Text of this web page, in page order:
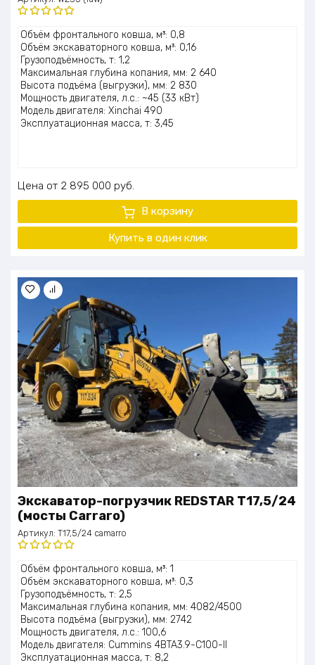
Оценка
5.00 из 5
Объём фронтального ковша, м³: 0,8
Объём экскаваторного ковша, м³: 0,16
Грузоподъёмность, т: 1,2
Максимальная глубина копания, мм: 2 640
Высота подъёма (выгрузки), мм: 2 830
Мощность двигателя, л.с.: ~45 (33 кВт)
Модель двигателя: Xinchai 490
Эксплуатационная масса, т: 3,45
Цена 2 895 000 руб.
В корзину
Купить в один клик
Экскаватор-погрузчик REDSTAR T17,5/24
(мосты Carraro)
Артикул: T17,5/24 camarro
Оценка
5.00из 5
Объём фронтального ковша, м³: 1
Объём экскаваторного ковша, м³: 0,3
Грузоподъёмность, т: 2,5
Максимальная глубина копания, мм: 4082/4500
Высота подъёма (выгрузки), мм: 2742
Мощность двигателя, л.с.: 100,6
Модель двигателя: Cummins 4BTA3.9-C100-II
Эксплуатационная масса, т: 8,2